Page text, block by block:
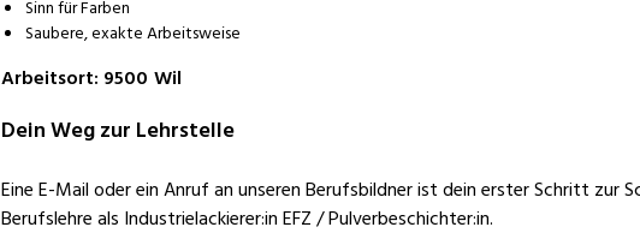
Sinn für Farben
Saubere, exakte Arbeitsweise
Arbeitsort: 9500 Wil
Dein Weg zur Lehrstelle
Eine E-Mail oder ein Anruf an unseren Berufsbildner ist dein erster Schritt zur
Berufslehre als Industrielackierer:in EFZ / Pulverbeschichter:in.